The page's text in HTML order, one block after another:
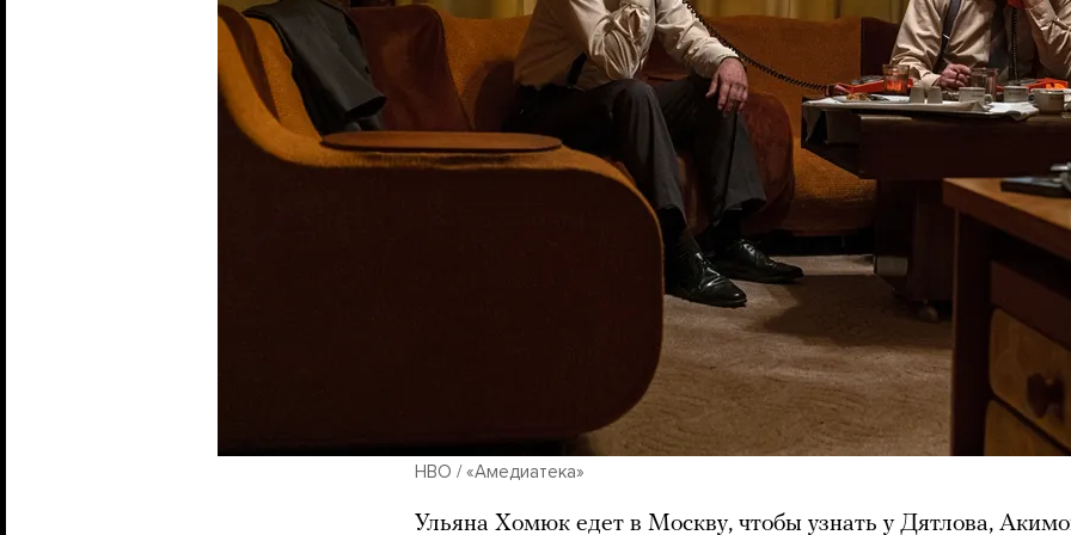
HBO / «Амедиатека»
Ульяна Хомюк едет в Москву, чтобы узнать у Дятлова,